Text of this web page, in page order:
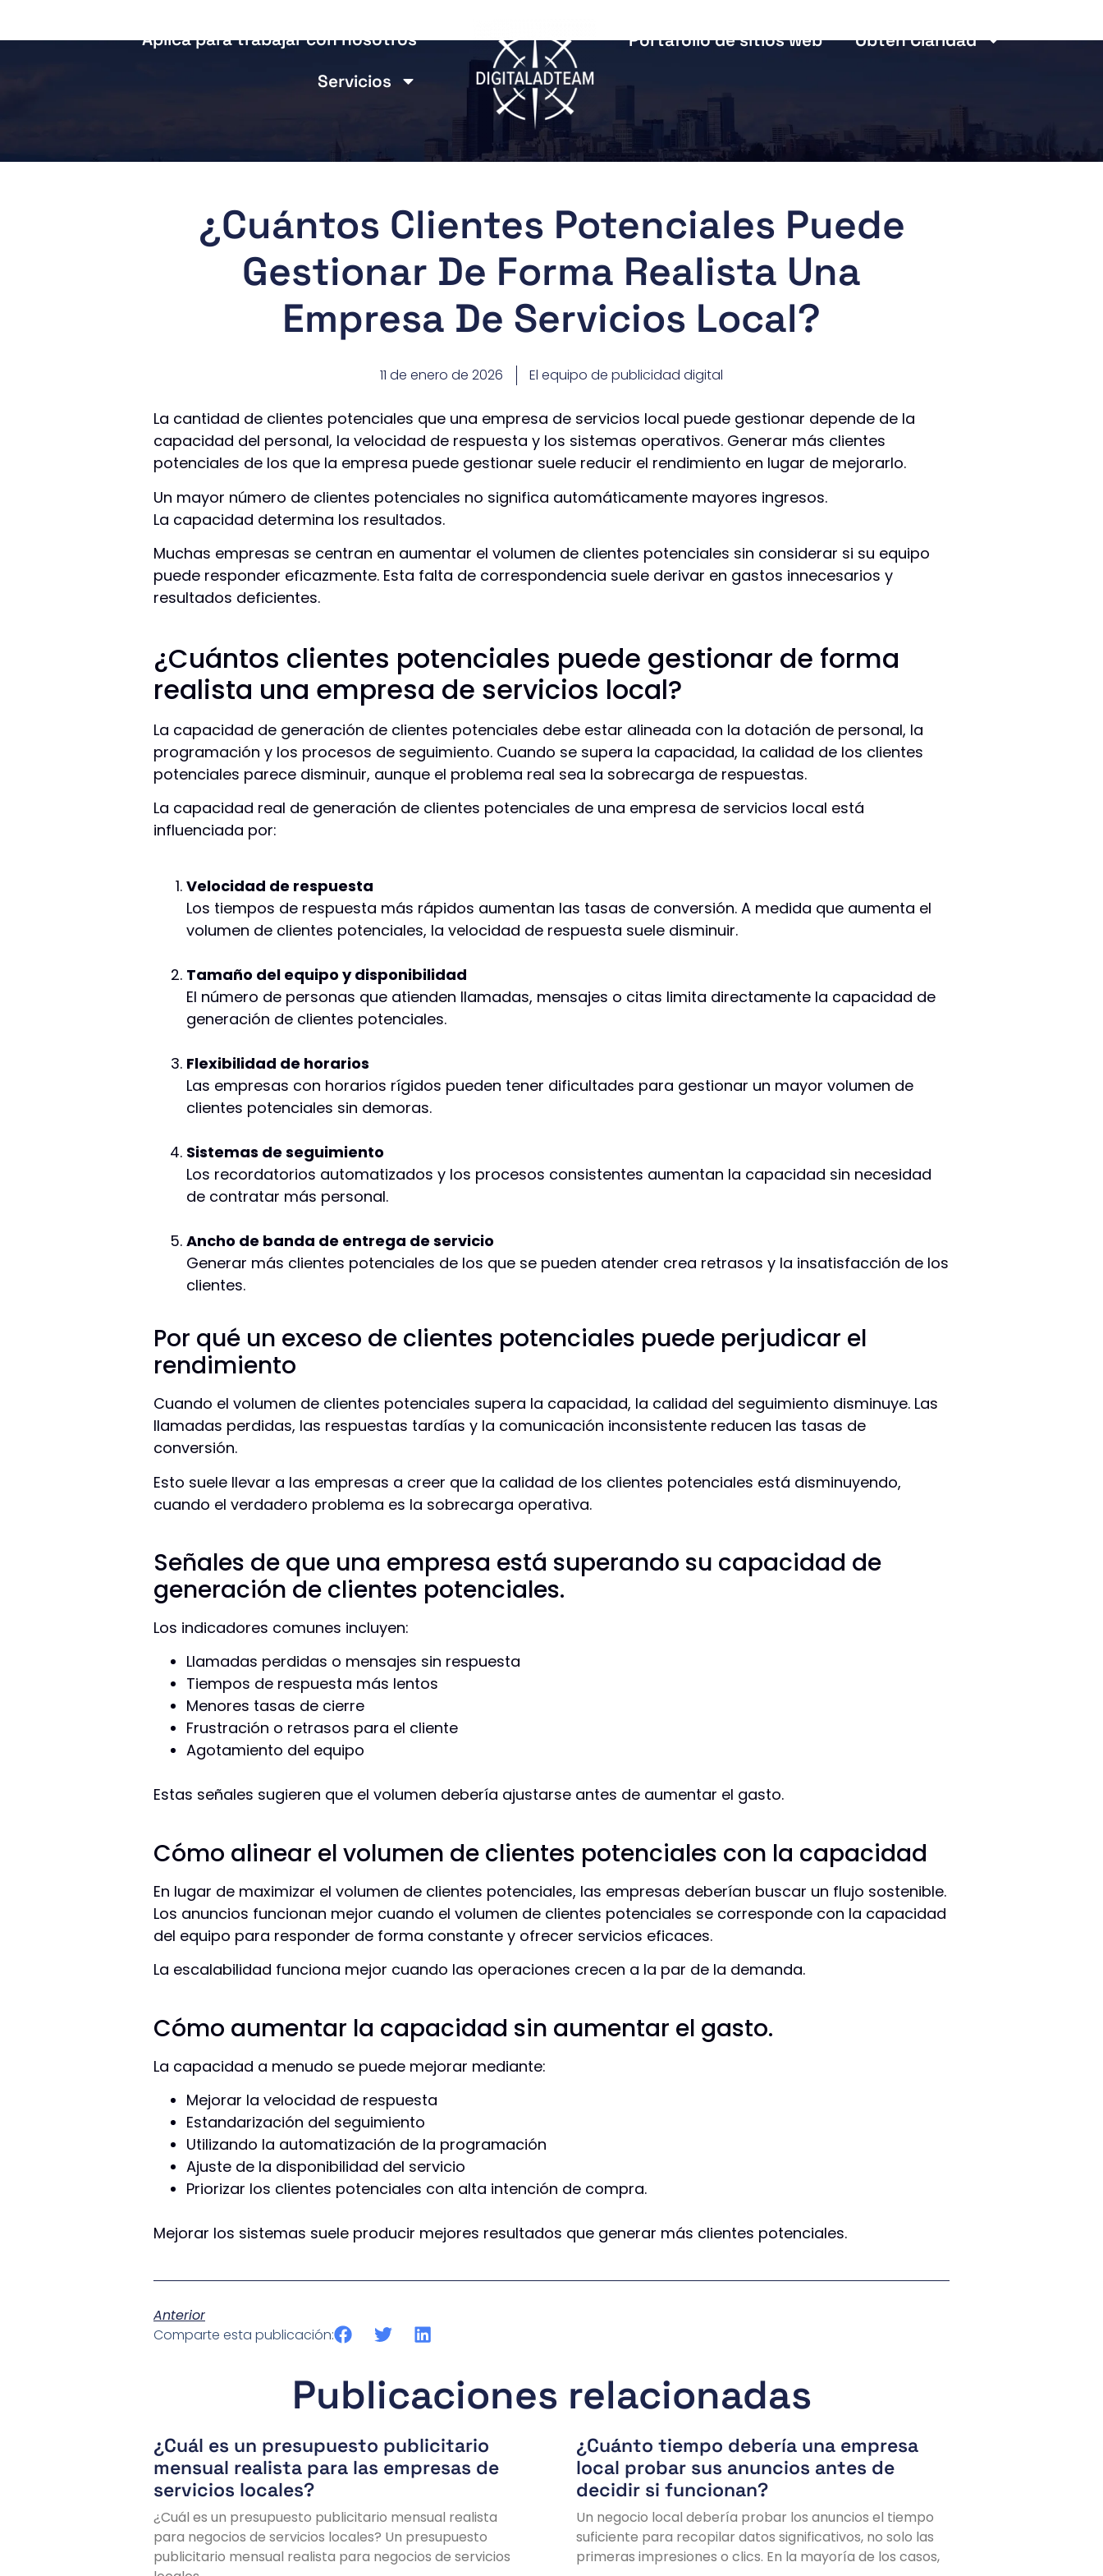
Aplica para trabajar con nosotros
Servicios
Portafolio de sitios web Obtén Claridad
¿Cuántos Clientes Potenciales Puede
Gestionar De Forma Realista Una
Empresa De Servicios Local?
11 de enero de 2026 El equipo de publicidad digital
La cantidad de clientes potenciales que una empresa de servicios local puede gestionar depende de la
capacidad del personal, la velocidad de respuesta y los sistemas operativos. Generar más clientes
potenciales de los que la empresa puede gestionar suele reducir el rendimiento en lugar de mejorarlo.
Un mayor número de clientes potenciales no significa automáticamente mayores ingresos.
La capacidad determina los resultados.
Muchas empresas se centran en aumentar el volumen de clientes potenciales sin considerar si su equipo
puede responder eficazmente. Esta falta de correspondencia suele derivar en gastos innecesarios y
resultados deficientes.
¿Cuántos clientes potenciales puede gestionar de forma
realista una empresa de servicios local?
La capacidad de generación de clientes potenciales debe estar alineada con la dotación de personal, la
programación y los procesos de seguimiento. Cuando se supera la capacidad, la calidad de los clientes
potenciales parece disminuir, aunque el problema real sea la sobrecarga de respuestas.
La capacidad real de generación de clientes potenciales de una empresa de servicios local está
influenciada por:
Velocidad de respuesta
Los tiempos de respuesta más rápidos aumentan las tasas de conversión. A medida que aumenta el
volumen de clientes potenciales, la velocidad de respuesta suele disminuir.
Tamaño del equipo y disponibilidad
El número de personas que atienden llamadas, mensajes o citas limita directamente la capacidad de
generación de clientes potenciales.
Flexibilidad de horarios
Las empresas con horarios rígidos pueden tener dificultades para gestionar un mayor volumen de
clientes potenciales sin demoras.
Sistemas de seguimiento
Los recordatorios automatizados y los procesos consistentes aumentan la capacidad sin necesidad
de contratar más personal.
Ancho de banda de entrega de servicio
Generar más clientes potenciales de los que se pueden atender crea retrasos y la insatisfacción de los
clientes.
Por qué un exceso de clientes potenciales puede perjudicar el
rendimiento
Cuando el volumen de clientes potenciales supera la capacidad, la calidad del seguimiento disminuye. Las
llamadas perdidas, las respuestas tardías y la comunicación inconsistente reducen las tasas de
conversión.
Esto suele llevar a las empresas a creer que la calidad de los clientes potenciales está disminuyendo,
cuando el verdadero problema es la sobrecarga operativa.
Señales de que una empresa está superando su capacidad de
generación de clientes potenciales.
Los indicadores comunes incluyen:
Llamadas perdidas o mensajes sin respuesta
Tiempos de respuesta más lentos
Menores tasas de cierre
Frustración o retrasos para el cliente
Agotamiento del equipo
Estas señales sugieren que el volumen debería ajustarse antes de aumentar el gasto.
Cómo alinear el volumen de clientes potenciales con la capacidad
En lugar de maximizar el volumen de clientes potenciales, las empresas deberían buscar un flujo sostenible.
Los anuncios funcionan mejor cuando el volumen de clientes potenciales se corresponde con la capacidad
del equipo para responder de forma constante y ofrecer servicios eficaces.
La escalabilidad funciona mejor cuando las operaciones crecen a la par de la demanda.
Cómo aumentar la capacidad sin aumentar el gasto.
La capacidad a menudo se puede mejorar mediante:
Mejorar la velocidad de respuesta
Estandarización del seguimiento
Utilizando la automatización de la programación
Ajuste de la disponibilidad del servicio
Priorizar los clientes potenciales con alta intención de compra.
Mejorar los sistemas suele producir mejores resultados que generar más clientes potenciales.
Anterior
Comparte esta publicación:
Publicaciones relacionadas
¿Cuál es un presupuesto publicitario
mensual realista para las empresas de
servicios locales?
¿Cuál es un presupuesto publicitario mensual realista
para negocios de servicios locales? Un presupuesto
publicitario mensual realista para negocios de servicios
¿Cuánto tiempo debería una empresa
local probar sus anuncios antes de
decidir si funcionan?
Un negocio local debería probar los anuncios el tiempo
suficiente para recopilar datos significativos, no solo las
primeras impresiones o clics. En la mayoría de los casos,